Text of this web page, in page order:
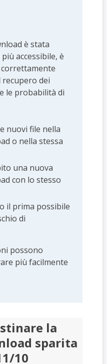
è stata
accessibile, è
recupero dei
le probabilità di
nuovi file nella
o nella stessa
una nuova
con lo stesso
il prima possibile
di
possono
più facilmente
la
sparita
10